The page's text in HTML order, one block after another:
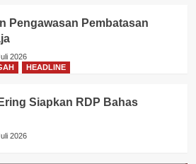
Pengawasan Pembatasan
2026
HEADLINE
Siapkan RDP Bahas
2026